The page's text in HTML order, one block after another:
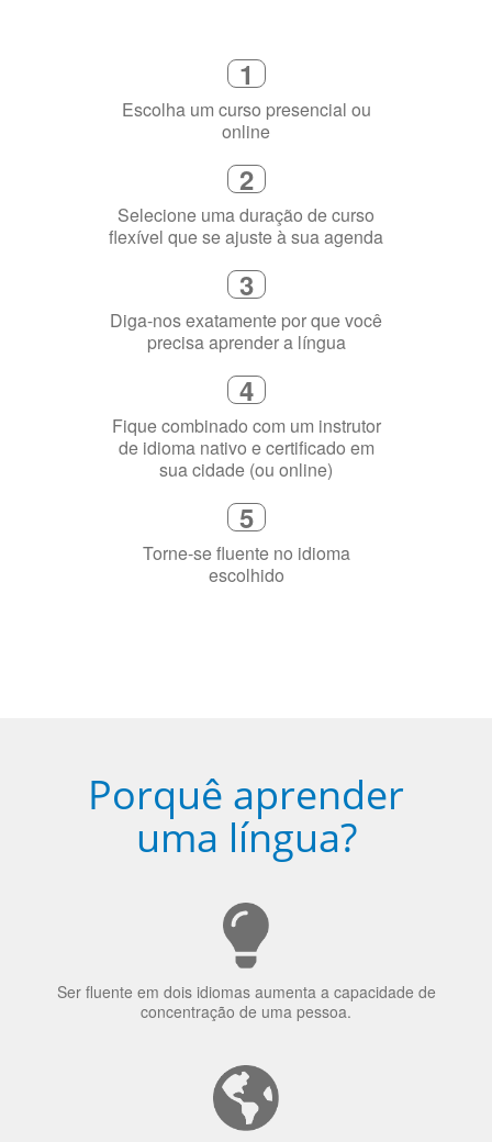
1
Escolha um curso presencial ou
online
2
Selecione uma duração de curso
flexível que se ajuste à sua agenda
3
Diga-nos exatamente por que você
precisa aprender a língua
4
Fique combinado com um instrutor
de idioma nativo e certificado em
sua cidade (ou online)
5
Torne-se fluente no idioma
escolhido
Porquê aprender
uma língua?
Ser fluente em dois idiomas aumenta a capacidade de
concentração de uma pessoa.